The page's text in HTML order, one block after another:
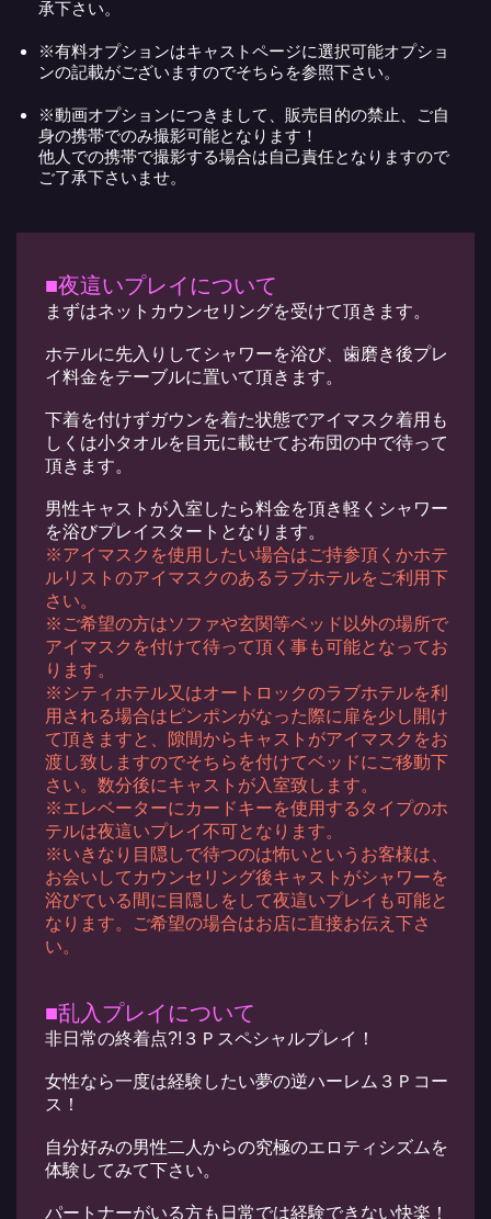
承下さい。
※有料オプションはキャストページに選択可能オプショ
ンの記載がございますのでそちらを参照下さい。
※動画オプションにつきまして、販売目的の禁止、ご自
身の携帯でのみ撮影可能となります！
他人での携帯で撮影する場合は自己責任となりますので
ご了承下さいませ。
■夜這いプレイについて
まずはネットカウンセリングを受けて頂きます。
ホテルに先入りしてシャワーを浴び、歯磨き後プレ
イ料金をテーブルに置いて頂きます。
下着を付けずガウンを着た状態でアイマスク着用も
しくは小タオルを目元に載せてお布団の中で待って
頂きます。
男性キャストが入室したら料金を頂き軽くシャワー
を浴びプレイスタートとなります。
※アイマスクを使用したい場合はご持参頂くかホテ
ルリストのアイマスクのあるラブホテルをご利用下
さい。
※ご希望の方はソファや玄関等ベッド以外の場所で
アイマスクを付けて待って頂く事も可能となってお
ります。
※シティホテル又はオートロックのラブホテルを利
用される場合はピンポンがなった際に扉を少し開け
て頂きますと、隙間からキャストがアイマスクをお
渡し致しますのでそちらを付けてベッドにご移動下
さい。数分後にキャストが入室致します。
※エレベーターにカードキーを使用するタイプのホ
テルは夜這いプレイ不可となります。
※いきなり目隠しで待つのは怖いというお客様は、
お会いしてカウンセリング後キャストがシャワーを
浴びている間に目隠しをして夜這いプレイも可能と
なります。ご希望の場合はお店に直接お伝え下さ
い。
■乱入プレイについて
非日常の終着点?!３Ｐスペシャルプレイ！
女性なら一度は経験したい夢の逆ハーレム３Ｐコー
ス！
自分好みの男性二人からの究極のエロティシズムを
体験してみて下さい。
パートナーがいる方も日常では経験できない快楽！